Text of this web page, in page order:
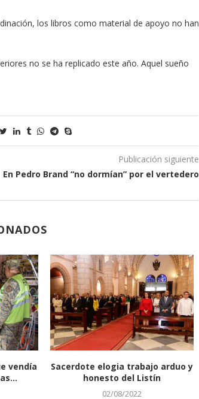
los libros como material de apoyo no han
no se ha replicado este año. Aquel sueño
Publicación siguiente
En Pedro Brand “no dormían” por el vertedero
vendía
Sacerdote elogia trabajo arduo y
honesto del Listín
02/08/2022